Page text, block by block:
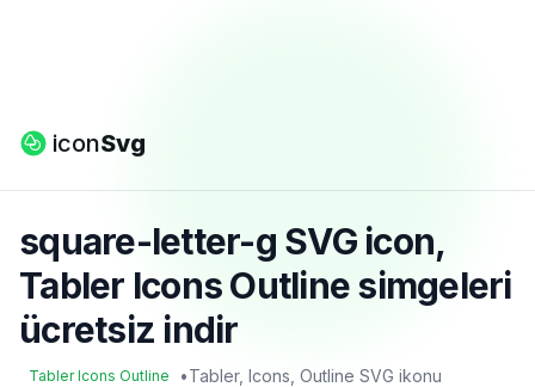
iconSvg
square-letter-g SVG icon,
Tabler Icons Outline simgeleri
ücretsiz indir
Tabler Icons Outline •Tabler, Icons, Outline SVG ikonu